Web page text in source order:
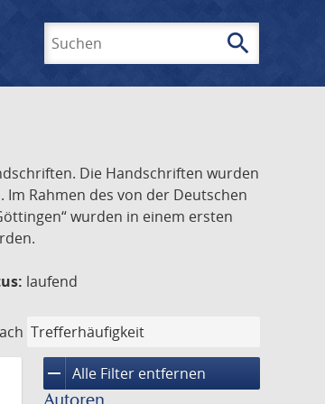
search
Die Handschriften wurden
Rahmen des von der Deutschen
wurden in einem ersten
laufend
remove Alle Filter entfernen